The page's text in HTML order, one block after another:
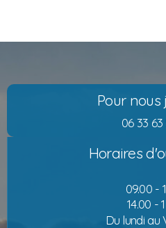
Pour nous
06 33 63
Horaires
09.00 -
14.00 -
Du lundi au